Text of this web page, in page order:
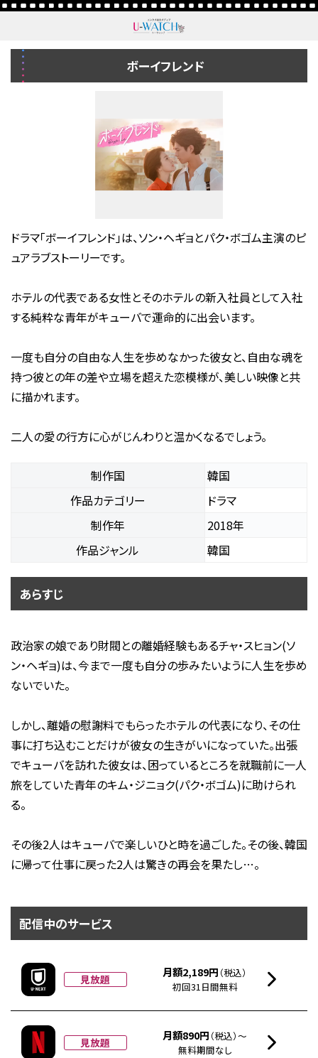
ボーイフレンド
ドラマ「ボーイフレンド」は、ソン・ヘギョとパク・ボゴム主演のピ
ュアラブストーリーです。
ホテルの代表である女性とそのホテルの新入社員として入社
する純粋な青年がキューバで運命的に出会います。
一度も自分の自由な人生を歩めなかった彼女と、自由な魂を
持つ彼との年の差や立場を超えた恋模様が、美しい映像と共
に描かれます。
二人の愛の行方に心がじんわりと温かくなるでしょう。
制作国
韓国
作品カテゴリー
ドラマ
制作年
2018年
作品ジャンル
韓国
あらすじ
政治家の娘であり財閥との離婚経験もあるチャ・スヒョン(ソ
ン・ヘギョ)は、今まで一度も自分の歩みたいように人生を歩め
ないでいた。
しかし、離婚の慰謝料でもらったホテルの代表になり、その仕
事に打ち込むことだけが彼女の生きがいになっていた。出張
でキューバを訪れた彼女は、困っているところを就職前に一人
旅をしていた青年のキム・ジニョク(パク・ボゴム)に助けられ
る。
その後2人はキューバで楽しいひと時を過ごした。その後、韓国
に帰って仕事に戻った2人は驚きの再会を果たし…。
配信中のサービス
見放題 月額2,189円 （税込）
初回31日間無料
見放題 月額890円 （税込）～
無料期間なし